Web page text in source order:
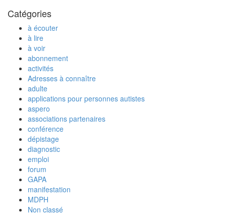
Catégories
à écouter
à lire
à voir
abonnement
activités
Adresses à connaître
adulte
applications pour personnes autistes
aspero
associations partenaires
conférence
dépistage
diagnostic
emploi
forum
GAPA
manifestation
MDPH
Non classé